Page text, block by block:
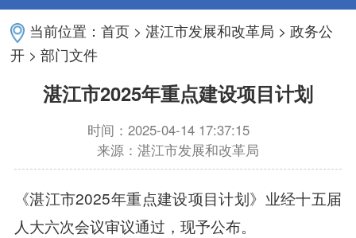
当前位置：首页 >湛江市发展和改革局 >政务公
开 >部门文件
湛江市2025年重点建设项目计划
时间：2025-04-14 17:37:15
来源：湛江市发展和改革局
《湛江市2025年重点建设项目计划》业经十五届
人大六次会议审议通过，现予公布。